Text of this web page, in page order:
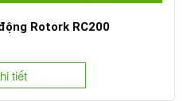
Rotork RC200
tiết